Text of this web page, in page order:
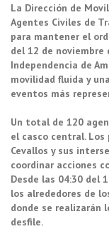
La Dirección de
Agentes Civiles de Tr
para mantener el
del 12 de noviembre
Independencia de
movilidad fluida y
eventos más
Un total de 120
el casco central.
Cevallos y sus
coordinar acciones
Desde las 04:30 del
los alrededores de
donde se realizarán
desfile.